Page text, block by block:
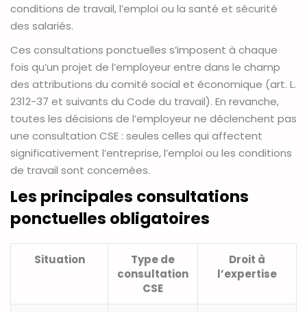
conditions de travail, l’emploi ou la santé et sécurité
des salariés.
Ces consultations ponctuelles s’imposent à chaque
fois qu’un projet de l’employeur entre dans le champ
des attributions du comité social et économique (art. L.
2312-37 et suivants du Code du travail). En revanche,
toutes les décisions de l’employeur ne déclenchent pas
une consultation CSE : seules celles qui affectent
significativement l’entreprise, l’emploi ou les conditions
de travail sont concernées.
Les principales consultations
ponctuelles obligatoires
Situation
Type de
consultation
CSE
Droit à
l’expertise